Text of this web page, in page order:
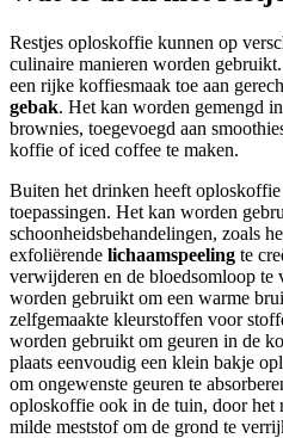
Restjes oploskoffie kunnen op
culinaire manieren worden
een rijke koffiesmaak toe aan
gebak. Het kan worden gemengd
brownies, toegevoegd aan
koffie of iced coffee te maken.
Buiten het drinken heeft
toepassingen. Het kan worden
schoonheidsbehandelingen, zoals
exfoliërende lichaamspeeling te
verwijderen en de bloedsomloop
worden gebruikt om een warme
zelfgemaakte kleurstoffen voor
worden gebruikt om geuren in de
plaats eenvoudig een klein bakje
om ongewenste geuren te
oploskoffie ook in de tuin, door het
milde meststof om de grond te